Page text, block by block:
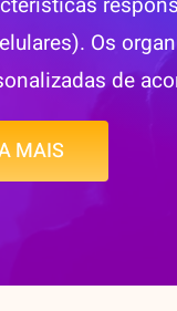
Os
de
MAIS